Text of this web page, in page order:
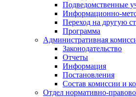
Подведомственные
Информационно-
Переход на другую
Программа
Административная
Законодательство
Отчеты
Информация
Постановления
Состав комиссии и
Отдел нормативно-